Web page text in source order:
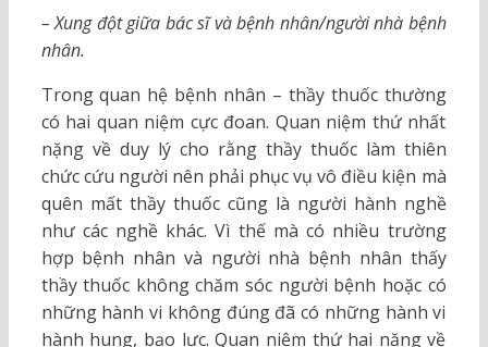
– Xung đột giữa bác sĩ và bệnh nhân/người nhà bệnh
nhân.
Trong quan hệ bệnh nhân – thầy thuốc thường
có hai quan niệm cực đoan. Quan niệm thứ nhất
nặng về duy lý cho rằng thầy thuốc làm thiên
chức cứu người nên phải phục vụ vô điều kiện mà
quên mất thầy thuốc cũng là người hành nghề
như các nghề khác. Vì thế mà có nhiều trường
hợp bệnh nhân và người nhà bệnh nhân thấy
thầy thuốc không chăm sóc người bệnh hoặc có
những hành vi không đúng đã có những hành vi
hành hung, bạo lực. Quan niệm thứ hai nặng về